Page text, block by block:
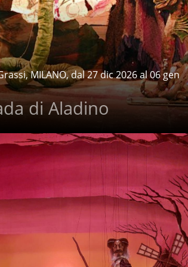
MILANO, dal 27 dic 2026 al 06 gen
di Aladino